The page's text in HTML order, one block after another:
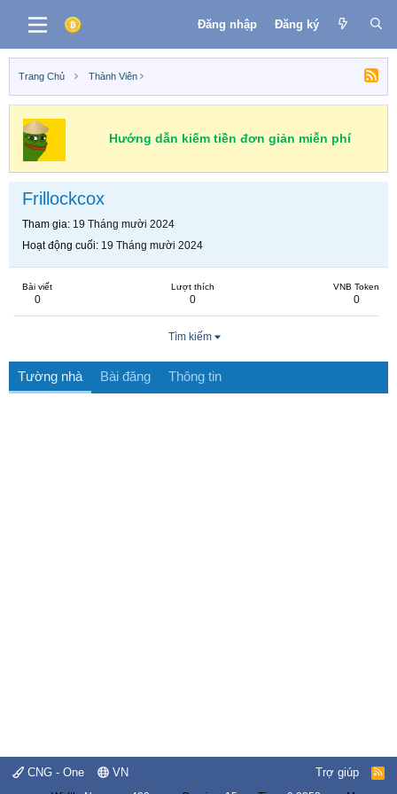
Đăng nhập Đăng ký
Trang Chủ Thành Viên
Hướng dẫn kiếm tiền đơn giản miễn phí
Frillockcox
Tham gia 19 Tháng mười 2024
Hoạt động cuối 19 Tháng mười 2024
Bài viết
0
Lượt thích
0
VNB Token
0
Tìm kiếm
Tường nhà Bài đăng Thông tin
CNG - One VN Trợ giúp
R